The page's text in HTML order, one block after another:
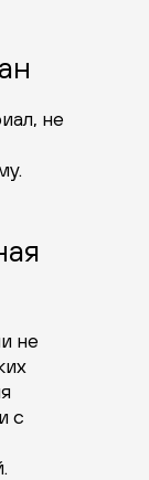
не
не
с